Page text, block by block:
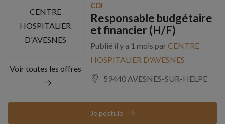
CENTRE
HOSPITALIER
D'AVESNES
Voir toutes les offres
CDI
Responsable budgétaire
et financier (H/F)
Publié il y a 1 mois parCENTRE
HOSPITALIER D'AVESNES
59440 AVESNES-SUR-HELPE
Je postule